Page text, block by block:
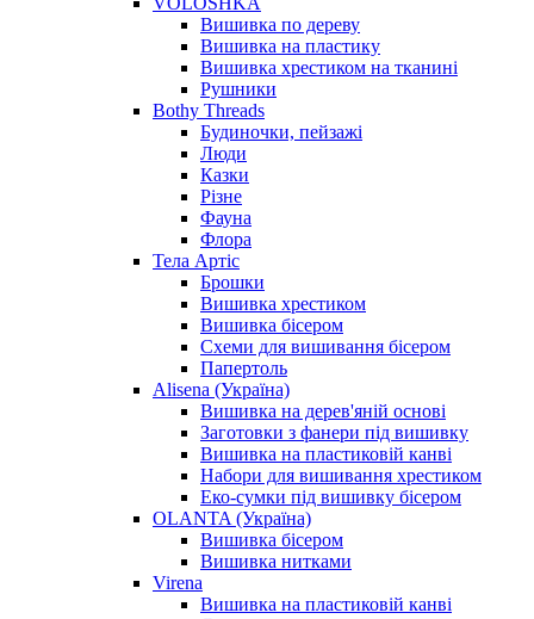
Вишивка по дереву
Вишивка на пластику
Вишивка хрестиком на тканині
Рушники
Bothy Threads
Будиночки, пейзажі
Люди
Казки
Різне
Фауна
Флора
Тела Артіс
Брошки
Вишивка хрестиком
Вишивка бісером
Схеми для вишивання бісером
Папертоль
Alisena (Україна)
Вишивка на дерев'яній основі
Заготовки з фанери під вишивку
Вишивка на пластиковій канві
Набори для вишивання хрестиком
Еко-сумки під вишивку бісером
OLANTA (Україна)
Вишивка бісером
Вишивка нитками
Virena
Вишивка на пластиковій канві